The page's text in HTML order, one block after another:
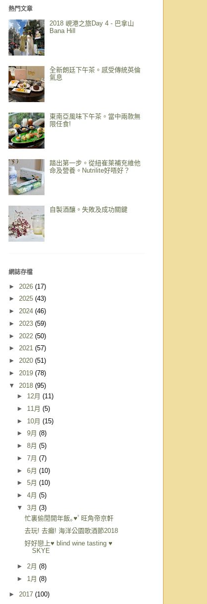
熱門文章
2018 峴港之旅Day 4 - 巴拿山
Bana Hill
全新朗廷下午茶。感受傳統英倫
氣息
東南亞風味下午茶。當中兩款無
限任食!
踏出第一步。從紐崔萊補充維他
命及營養。Nutrilite好唔好？
自製酒釀。失敗及成功關鍵
網誌存檔
► 2026 (17)
► 2025 (43)
► 2024 (46)
► 2023 (59)
► 2022 (50)
► 2021 (57)
► 2020 (51)
► 2019 (78)
▼ 2018 (95)
► 12月 (11)
► 11月 (5)
► 10月 (15)
► 9月 (8)
► 8月 (5)
► 7月 (7)
► 6月 (10)
► 5月 (10)
► 4月 (5)
▼ 3月 (3)
忙裏偷閒開年飯｡♥ﾟ旺角帝京軒
去玩! 去癲! 海洋公園歌酒節2018
好好戀上♥ blind wine tasting ♥
SKYE
► 2月 (8)
► 1月 (8)
► 2017 (100)